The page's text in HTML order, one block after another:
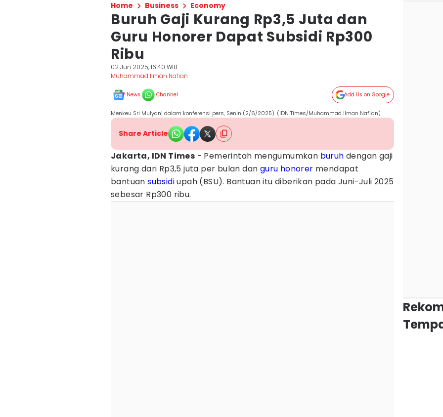
Home Business Economy
Buruh Gaji Kurang Rp3,5 Juta dan
Guru Honorer Dapat Subsidi Rp300
Ribu
02 Jun 2025, 16:40 WIB
Muhammad Ilman Nafian
News Channel Add Us on Google
Menkeu Sri Mulyani dalam konferensi pers, Senin (2/6/2025). (IDN Times/Muhammad Ilman Nafi'an)
Share Article
Jakarta, IDN Times - Pemerintah mengumumkan buruh dengan gaji
kurang dari Rp3,5 juta per bulan dan guru honorer mendapat
bantuansubsidiupah (BSU). Bantuan itu diberikan pada Juni-Juli 2025
sebesar Rp300 ribu.